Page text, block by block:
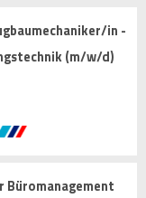
in -
(m/w/d)
Büromanagement